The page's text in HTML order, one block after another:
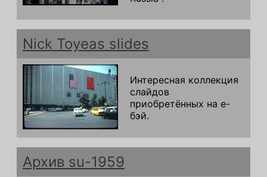
Nick Toyeas slides
Интересная коллекция
слайдов
приобретённых на е-
бэй.
Архив su-1959